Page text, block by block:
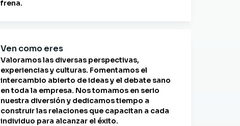
frena.
Ven como eres
Valoramos las diversas perspectivas,
experiencias y culturas. Fomentamos el
intercambio abierto de ideas y el debate sano
en toda la empresa. Nos tomamos en serio
nuestra diversión y dedicamos tiempo a
construir las relaciones que capacitan a cada
individuo para alcanzar el éxito.